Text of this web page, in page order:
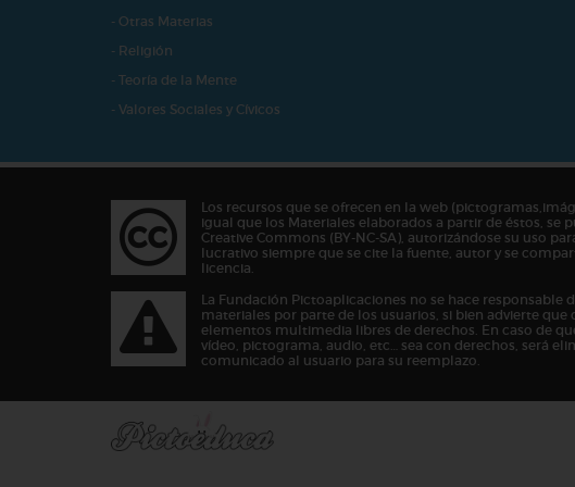
- Otras Materias
- Religión
- Teoría de la Mente
- Valores Sociales y Cívicos
Los recursos que se ofrecen en la web
igual que los Materiales elaborados a partir de éstos, se
Creative Commons (BY-NC-SA), autorizándose su uso
lucrativo siempre que se cite la fuente, autor y se
licencia.
La Fundación Pictoaplicaciones no se hace responsable
materiales por parte de los usuarios, si bien advierte que
elementos multimedia libres de derechos. En caso de
vídeo, pictograma, audio, etc… sea con derechos, será
comunicado al usuario para su reemplazo.